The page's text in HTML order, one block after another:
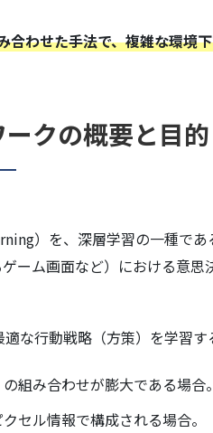
わせた手法で、複雑な環境
クの概要と目的
）を、深層学習の一種であ
ーム画面など）における意
な行動戦略（方策）を学習す
組み合わせが膨大である場合。
セル情報で構成される場合。